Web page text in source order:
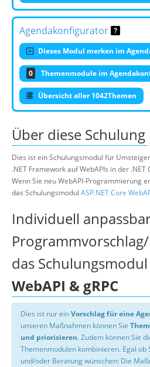
Agendakonfigurator
Dieses Modul merken im
0 Themenmodule im
Übersicht aller 1042Themen
Über diese Schulung
Dies ist ein Schulungsmodul für
.NET Framework auf WebAPIs in der .NET
Wenn Sie neu WebAPI-Programmierung
das Schulungsmodul ASP.NET Core
Individuell
das Schulungsmodul
WebAPI & gRPC
Dies ist nur einVorschlag für eine
unseren Maßnahmen können Sie
und priorisieren. Zudem können Sie
Themenmodulen kombinieren. Egal ob
und/oder Beratung wünschen: Die